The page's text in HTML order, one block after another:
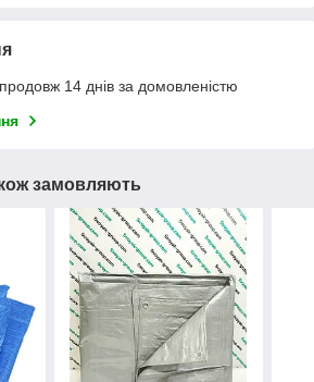
14 днів за домовленістю
замовляють